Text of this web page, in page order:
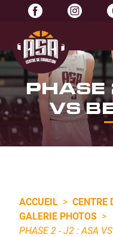
VS
ACCUEIL > CENTRE
GALERIE PHOTOS >
PHASE 2 - J2 : ASA